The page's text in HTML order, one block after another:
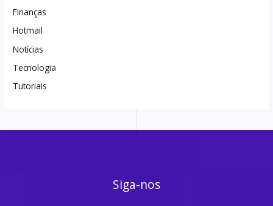
Finanças
Hotmail
Notícias
Tecnologia
Tutoriais
Siga-nos